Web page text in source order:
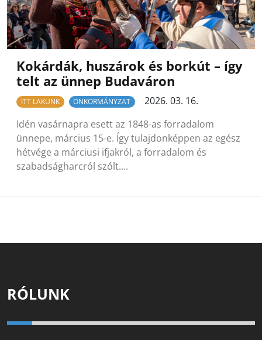
Kokárdák, huszárok és borkút – így
telt az ünnep Budaváron
ITT LAKUNK ÖNKORMÁNYZAT
2026. 03. 16.
Idén vasárnapra esett az 1848-as forradalom
ünnepe, március 15-e. Így tulajdonképpen az egész
hétvége a márciusi ifjakról, a forradalom és
szabadságharcról szólt….
RÓLUNK